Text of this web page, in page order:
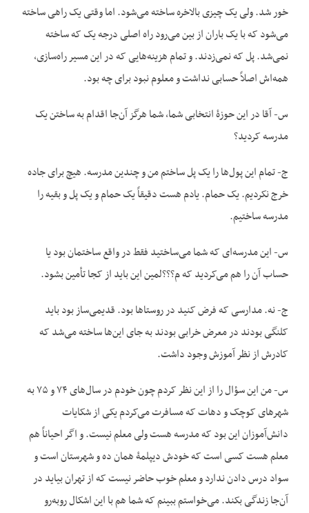
خور شد. ولی یک چیزی بالاخره ساخته می‌شود. اما وقتی یک راهی ساخته
می‌شود که با یک باران از بین می‌رود راه اصلی درجه یک که ساخته
نمی‌شد. پل که نمی‌زدند. و تمام هزینه‌هایی که در این مسیر راه‌سازی،
همه‌اش اصلاً حسابی نداشت و معلوم نبود برای چه بود.
س- آقا در این حوزۀ انتخابی شما، شما هرگز آن‌جا اقدام به ساختن یک
مدرسه کردید؟
ج- تمام این پول‌ها را یک پل ساختم من و چندین مدرسه. هیچ برای جاده
خرج نکردیم. یک حمام. یادم هست دقیقاً یک حمام و یک پل و بقیه را
مدرسه ساختیم.
س- این مدرسه‌ای که شما می‌ساختید فقط در واقع ساختمان بود یا
حساب آن را هم می‌کردید که م؟؟؟لمین این باید از کجا تأمین بشود.
ج- نه. مدارسی که فرض کنید در روستاها بود. قدیمی‌ساز بود باید
کلنگی بودند در معرض خرابی بودند به جای این‌ها ساخته می‌شد که
کادرش از نظر آموزش وجود داشت.
س- من این سؤال را از این نظر کردم چون خودم در سال‌های ۷۴ و ۷۵ به
شهرهای کوچک و دهات که مسافرت می‌کردم یکی از شکایات
دانش‌آموزان این بود که مدرسه هست ولی معلم نیست. و اگر احیاناً هم
معلم هست کسی است که خودش دیپلمۀ همان ده و شهرستان است و
سواد درس دادن ندارد و معلم خوب حاضر نیست که از تهران بیاید در
آن‌جا زندگی بکند. می‌خواستم ببینم که شما هم با این اشکال روبه‌رو